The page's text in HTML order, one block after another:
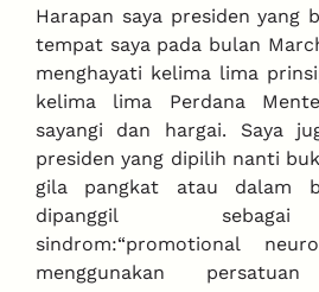
Harapan saya presiden yang
tempat saya pada bulan
menghayati kelima lima
kelima lima Perdana
sayangi dan hargai. Saya
presiden yang dipilih nanti
gila pangkat atau dalam
dipanggil
sindrom:“promotional
menggunakan